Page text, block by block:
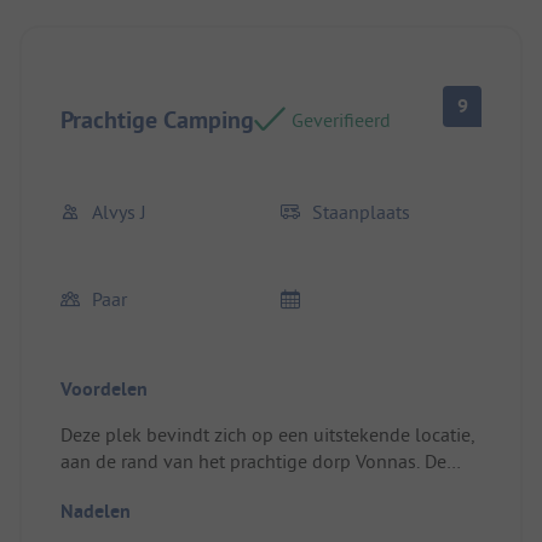
Prachtige Camping Geverifieerd
9
Alvys J Staanplaats
Paar
Voordelen
Deze plek bevindt zich op een uitstekende locatie,
aan de rand van het prachtige dorp Vonnas. De
terreinen zijn prachtig, maar de toilet- en
Nadelen